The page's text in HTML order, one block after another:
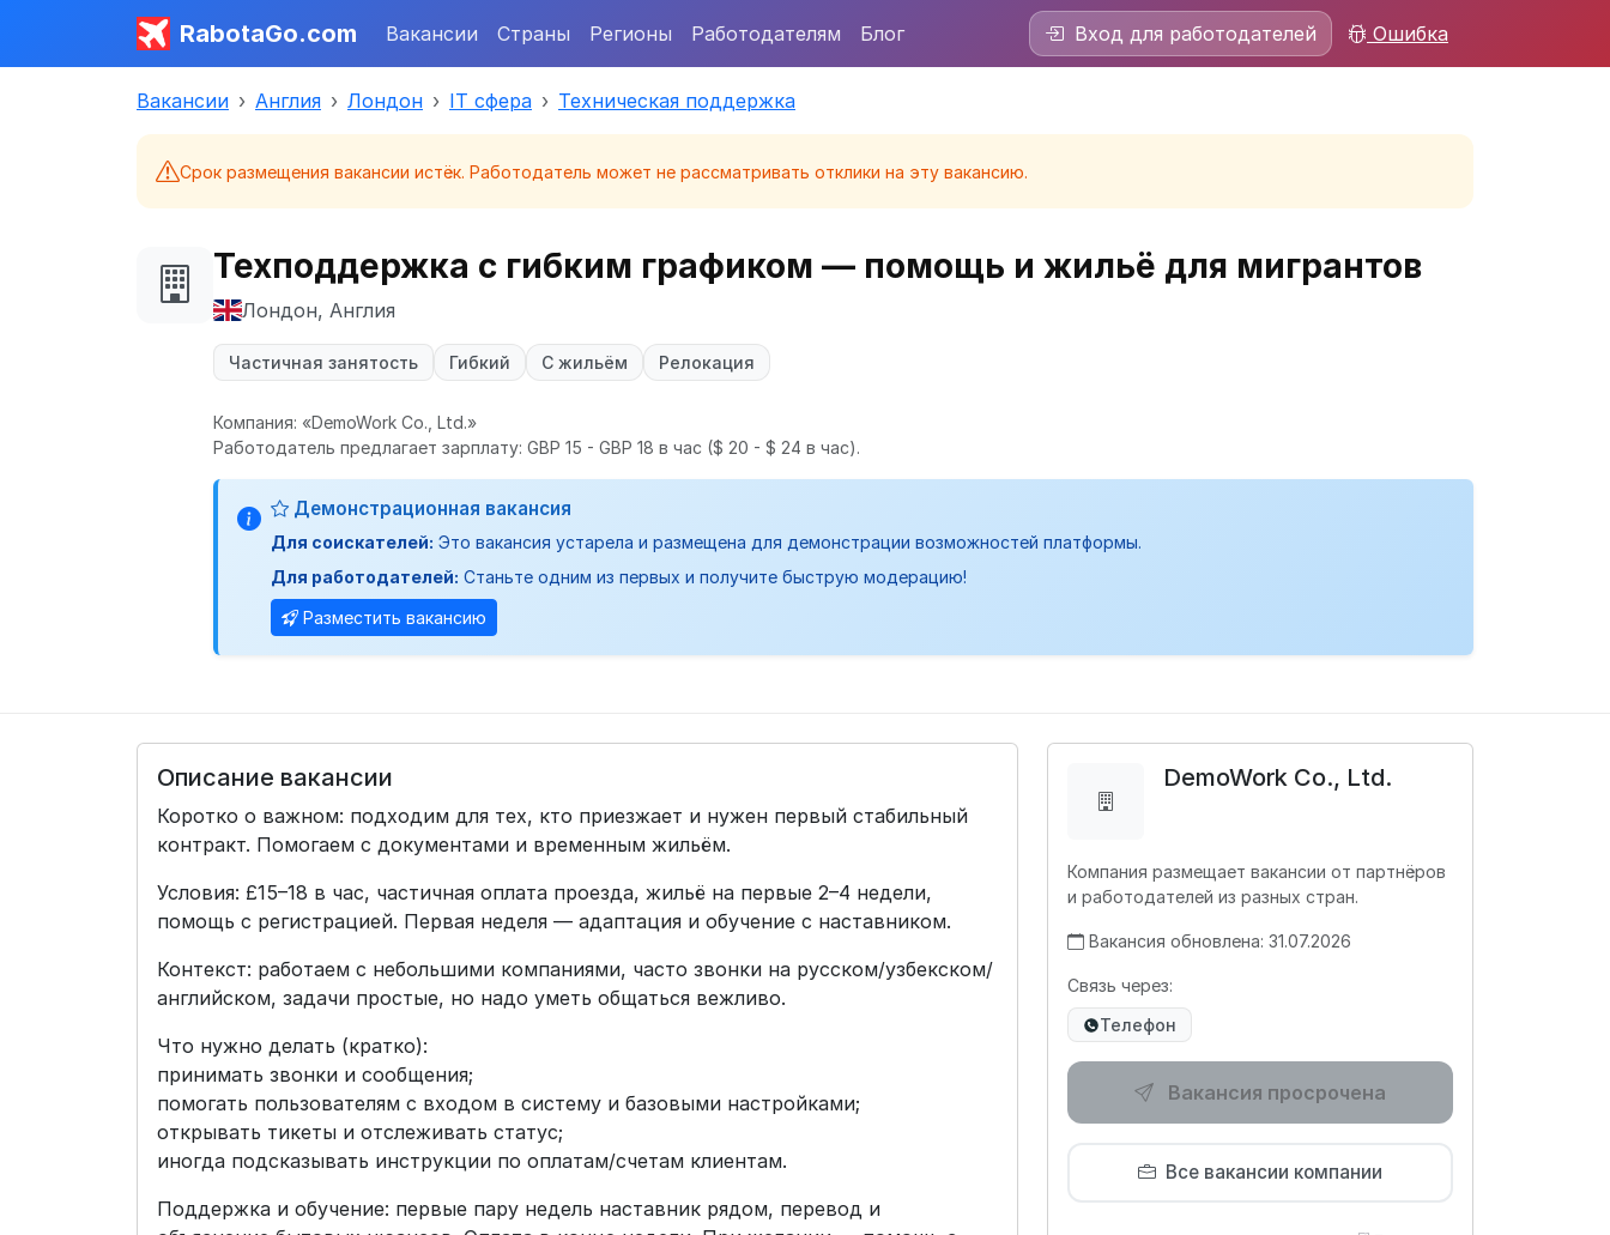
RabotaGo.com Вакансии Страны Регионы Работодателям Блог Вход для работодателей Ошибка
Вакансии Англия Лондон IT сфера Техническая поддержка
Срок размещения вакансии истёк. Работодатель может не рассматривать отклики на эту вакансию.
Техподдержка с гибким графиком — помощь и жильё для мигрантов
Лондон, Англия
Частичная занятость Гибкий С жильём Релокация
Компания: «DemoWork Co., Ltd.»
Работодатель предлагает зарплату: GBP 15 - GBP 18 в час ($ 20 - $ 24 в час).
Демонстрационная вакансия
Для соискателей: Это вакансия устарела и размещена для демонстрации возможностей платформы.
Для работодателей: Станьте одним из первых и получите быструю модерацию!
Разместить вакансию
Описание вакансии
Коротко о важном: подходим для тех, кто приезжает и нужен первый стабильный
контракт. Помогаем с документами и временным жильём.
Условия: £15–18 в час, частичная оплата проезда, жильё на первые 2–4 недели,
помощь с регистрацией. Первая неделя — адаптация и обучение с наставником.
Контекст: работаем с небольшими компаниями, часто звонки на русском/узбекском/
английском, задачи простые, но надо уметь общаться вежливо.
Что нужно делать (кратко):
принимать звонки и сообщения;
помогать пользователям с входом в систему и базовыми настройками;
открывать тикеты и отслеживать статус;
иногда подсказывать инструкции по оплатам/счетам клиентам.
Поддержка и обучение: первые пару недель наставник рядом, перевод и
DemoWork Co., Ltd.
Компания размещает вакансии от партнёров
и работодателей из разных стран.
Вакансия обновлена: 31.07.2026
Связь через:
Телефон
Вакансия просрочена
Все вакансии компании